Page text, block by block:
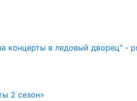
концерты в ледовый дворец" -
2 сезон»